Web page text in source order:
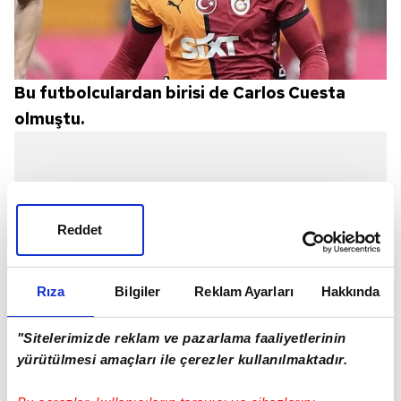
Rıza Bilgiler Reklam Ayarları Hakkında
"Sitelerimizde reklam ve pazarlama faaliyetlerinin
yürütülmesi amaçları ile çerezler kullanılmaktadır.
Reddet
Bu futbolculardan birisi de Carlos Cuesta
olmuştu.